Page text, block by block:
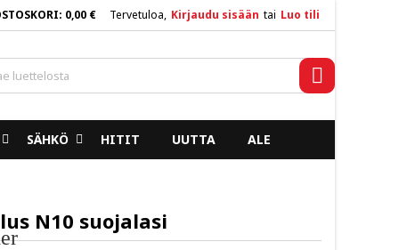
Tervetuloa, Kirjaudu sisään tai Luo tili
0,00 €
SÄHKÖ HITIT UUTTA ALE
N10 suojalasi
×
×
×